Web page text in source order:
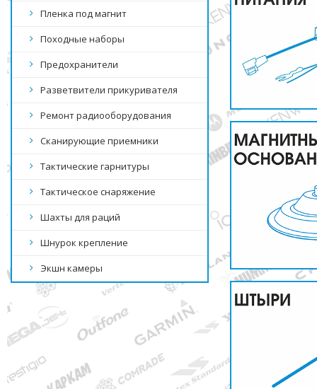
Пленка под магнит
Походные наборы
Предохранители
Разветвители прикуривателя
Ремонт радиооборудования
Сканирующие приемники
Тактические гарнитуры
Тактическое снаряжение
Шахты для раций
Шнурок крепление
Экшн камеры